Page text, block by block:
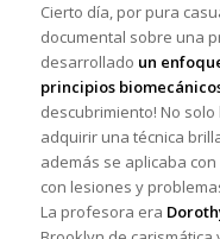
Cierto día, por pura
documental sobre una
desarrollado un
principios
descubrimiento! No
adquirir una técnica
además se aplicaba
con lesiones y
La profesora era